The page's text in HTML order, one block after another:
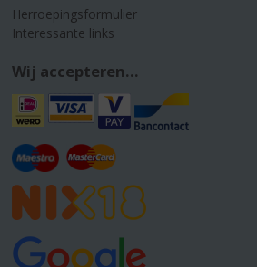
Herroepingsformulier
Interessante links
Wij accepteren...